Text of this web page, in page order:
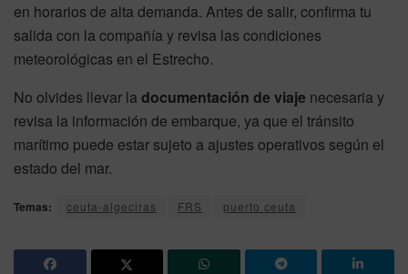
en horarios de alta demanda. Antes de salir, confirma tu
salida con la compañía y revisa las condiciones
meteorológicas en el Estrecho.
No olvides llevar ladocumentación de viaje necesaria y
revisa la información de embarque, ya que el tránsito
marítimo puede estar sujeto a ajustes operativos según el
estado del mar.
Temas: ceuta-algeciras FRS puerto ceuta